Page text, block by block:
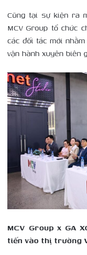
Cũng tại sự kiện ra
MCV Group tổ chức
các đối tác mới
vận hành xuyên biên
MCV Group x GA
tiến vào thị trường